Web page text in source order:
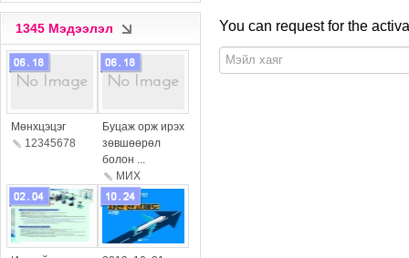
1345 Мэдээлэл
more
Мөнхцэцэг
12345678
more
Буцаж орж ирэх
зөвшөөрөл
болон ...
МИX
more more
You can request for the